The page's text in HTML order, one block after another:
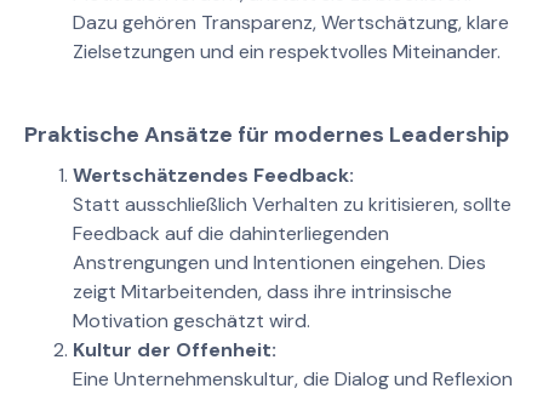
Dazu gehören Transparenz, Wertschätzung, klare
Zielsetzungen und ein respektvolles Miteinander.
Praktische Ansätze für modernes Leadership
Wertschätzendes Feedback:
Statt ausschließlich Verhalten zu kritisieren, sollte
Feedback auf die dahinterliegenden
Anstrengungen und Intentionen eingehen. Dies
zeigt Mitarbeitenden, dass ihre intrinsische
Motivation geschätzt wird.
Kultur der Offenheit:
Eine Unternehmenskultur, die Dialog und Reflexion